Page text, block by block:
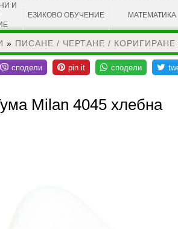
И
ЕЗИКОВО ОБУЧЕНИЕ МАТЕМАТИКА
» ПИСАНЕ / ЧЕРТАНЕ / КОРИГИРАНЕ
Milan 4045 хлебна